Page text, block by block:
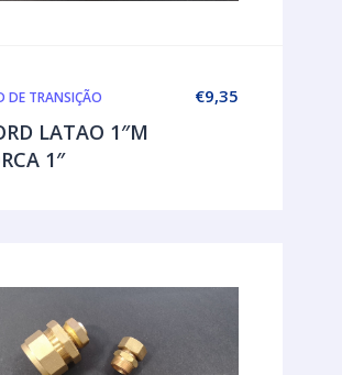
€9,35
DE TRANSIÇÃO
LATAO 1″M
1″